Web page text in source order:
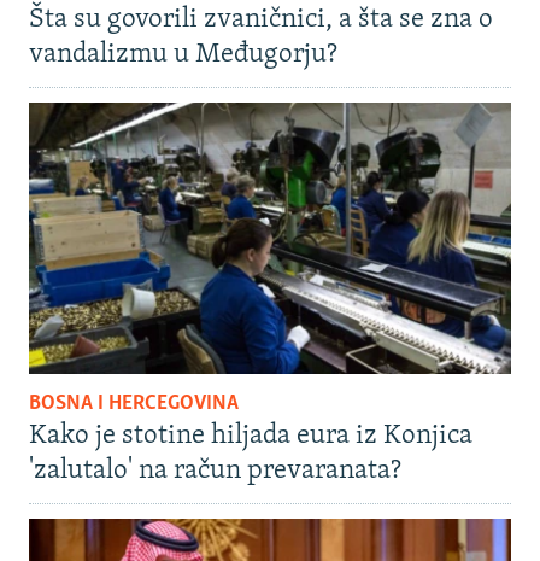
Šta su govorili zvaničnici, a šta se zna o
vandalizmu u Međugorju?
BOSNA I HERCEGOVINA
Kako je stotine hiljada eura iz Konjica
'zalutalo' na račun prevaranata?